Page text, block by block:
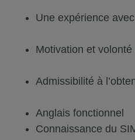
Une expérience
Motivation et volonté
Admissibilité à
Anglais fonctionnel
Connaissance du